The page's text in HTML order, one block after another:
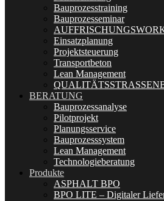
Bauprozesstraining
Bauprozesseminar
Einsatzplanung
Projektsteuerung
Transportbeton
Lean Management
BERATUNG
Bauprozessanalyse
Pilotprojekt
Planungsservice
Bauprozesssystem
Lean Management
Technologieberatung
Produkte
ASPHALT BPO
BPO LITE – Digitaler